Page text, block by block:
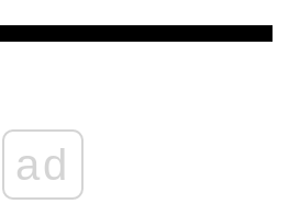
ad